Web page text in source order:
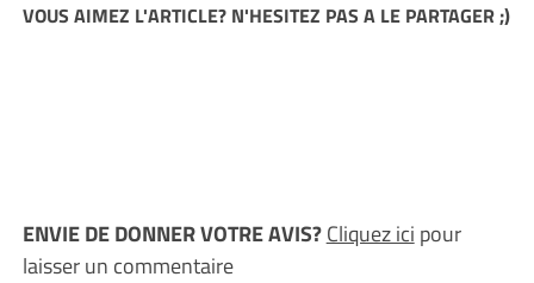
VOUS AIMEZ L'ARTICLE? N'HESITEZ PAS A LE PARTAGER ;)
ENVIE DE DONNER VOTRE AVIS?Cliquez ici pour
laisser un commentaire